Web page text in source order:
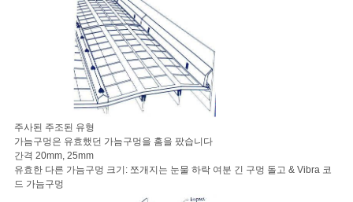
주사된 주조된 유형
가늠구멍은 유효했던 가늠구멍을 홈을 팠습니다
간격 20mm, 25mm
유효한 다른 가늠구멍 크기: 쪼개지는 눈물 하락 여분 긴 구멍 돌고 & Vibra 코
드 가늠구멍